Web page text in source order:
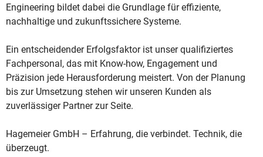
Engineering bildet dabei die Grundlage für effiziente,
nachhaltige und zukunftssichere Systeme.
Ein entscheidender Erfolgsfaktor ist unser qualifiziertes
Fachpersonal, das mit Know-how, Engagement und
Präzision jede Herausforderung meistert. Von der Planung
bis zur Umsetzung stehen wir unseren Kunden als
zuverlässiger Partner zur Seite.
Hagemeier GmbH – Erfahrung, die verbindet. Technik, die
überzeugt.